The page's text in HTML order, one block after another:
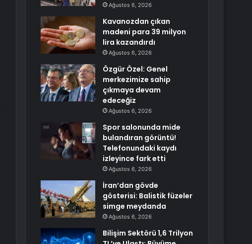
Ağustos 6, 2026
Kavanozdan çıkan
madeni para 39 milyon
lira kazandırdı
Ağustos 6, 2026
Özgür Özel: Genel
merkezimize sahip
çıkmaya devam
edeceğiz
Ağustos 6, 2026
Spor salonunda mide
bulandıran görüntü!
Telefonundaki kaydı
izleyince fark etti
Ağustos 6, 2026
İran’dan gövde
gösterisi: Balistik füzeler
simge meydanda
Ağustos 6, 2026
Bilişim Sektörü 1,6 Trilyon